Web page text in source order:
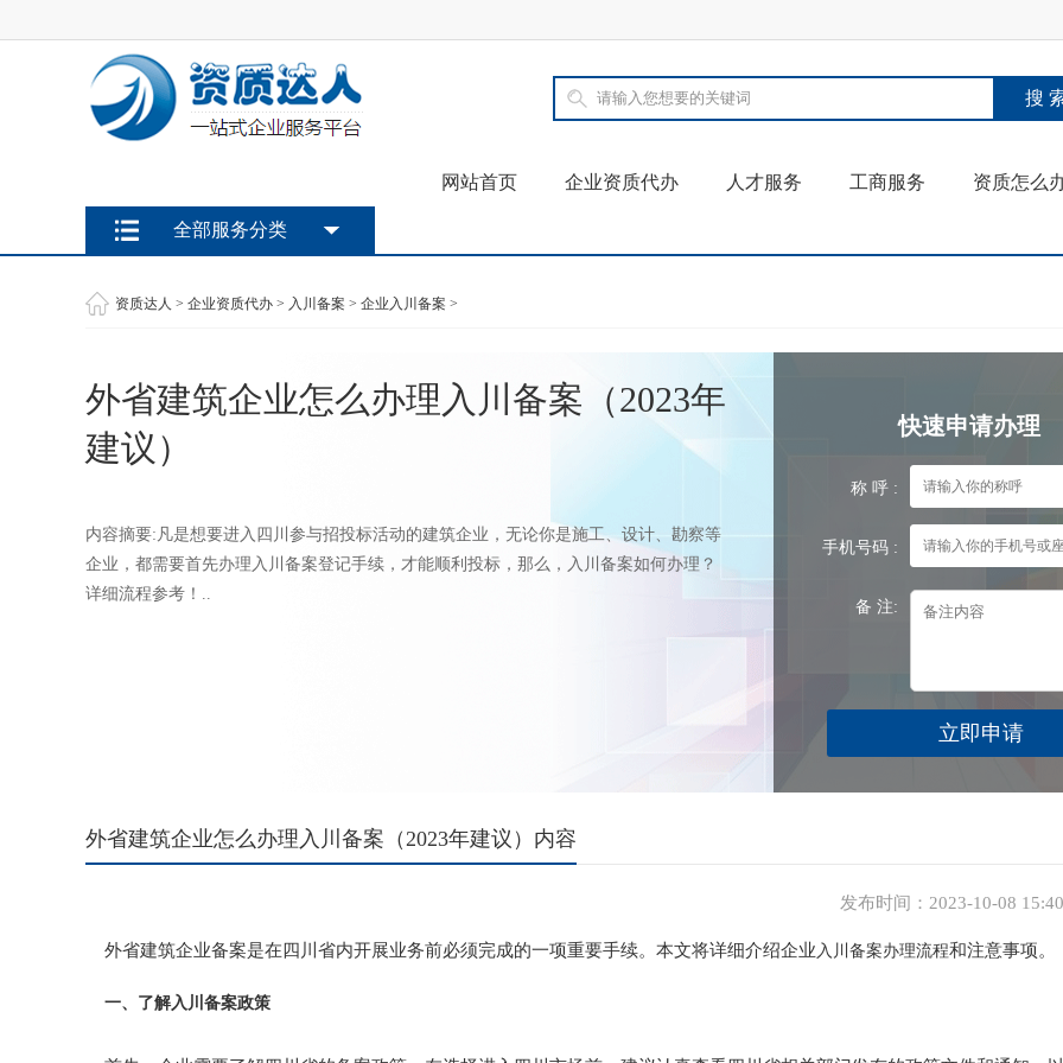
网站首页 企业资质代办 人才服务 工商服务 资质怎么
全部服务分类
资质达人 > 企业资质代办 > 入川备案 > 企业入川备案 >
外省建筑企业怎么办理入川备案（2023年
建议）
内容摘要:凡是想要进入四川参与招投标活动的建筑企业，无论你是施工、设计、勘察等
企业，都需要首先办理入川备案登记手续，才能顺利投标，那么，入川备案如何办理？
详细流程参考！..
快速申请办理
称 呼 :
手机号码 :
备 注:
外省建筑企业怎么办理入川备案（2023年建议）内容
发布时间：2023-10-08
外省建筑企业备案是在四川省内开展业务前必须完成的一项重要手续。本文将详细介绍企业 入川备案办理流程和注意事项。
一、了解入川备案政策